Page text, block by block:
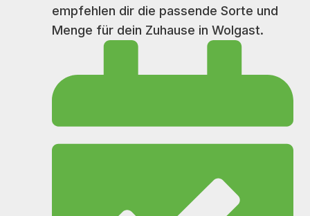
empfehlen dir die passende Sorte und
Menge für dein Zuhause in Wolgast.